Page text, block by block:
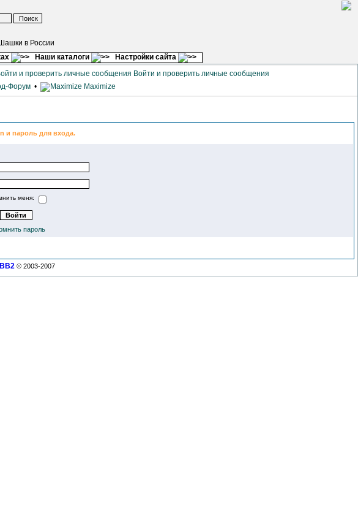
в России
Наши каталоги Настройки сайта
Войти и проверить личные сообщения
Форум• Maximize
и пароль для входа.
меня:
пароль
© 2003-2007